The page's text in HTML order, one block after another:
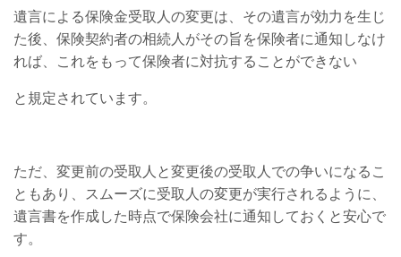
遺言による保険金受取人の変更は、その遺言が効力を生じ
た後、保険契約者の相続人がその旨を保険者に通知しなけ
れば、これをもって保険者に対抗することができない
と規定されています。
ただ、変更前の受取人と変更後の受取人での争いになるこ
ともあり、スムーズに受取人の変更が実行されるように、
遺言書を作成した時点で保険会社に通知しておくと安心で
す。